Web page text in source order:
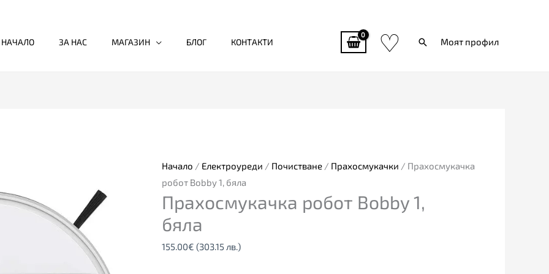
НАЧАЛО ЗА НАС МАГАЗИН БЛОГ КОНТАКТИ ♡ ТърсиМоят профил
Начало / Електроуреди / Почистване / Прахосмукачки / Прахосмукачка
робот Bobby 1, бяла
Прахосмукачка робот Bobby 1,
бяла
155.00€ (303.15 лв.)